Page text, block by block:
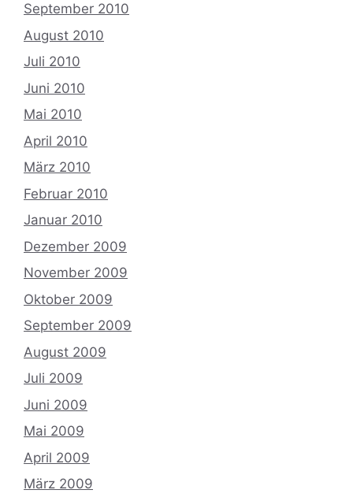
September 2010
August 2010
Juli 2010
Juni 2010
Mai 2010
April 2010
März 2010
Februar 2010
Januar 2010
Dezember 2009
November 2009
Oktober 2009
September 2009
August 2009
Juli 2009
Juni 2009
Mai 2009
April 2009
März 2009